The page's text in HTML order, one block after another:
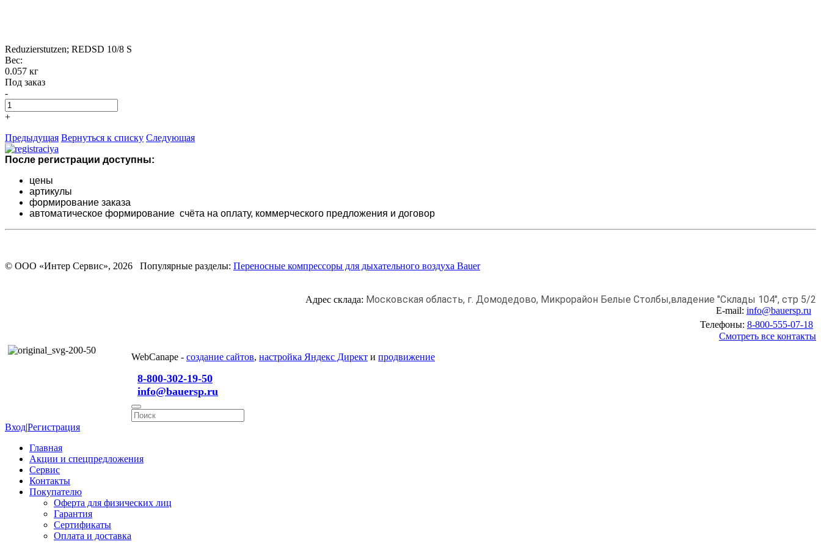
Reduzierstutzen; REDSD 10/8 S
Вес:
0.057 кг
Под заказ
-
+
Предыдущая Вернуться к списку Следующая
После регистрации доступны:
цены
артикулы
формирование заказа
автоматическое формирование счёта на оплату, коммерческого предложения и договор
© ООО «Интер Сервис», 2026 Популярные разделы: Переносные компрессоры для дыхательного воздуха Bauer
Адрес склада: Московская область, г. Домодедово, Микрорайон Белые Столбы,владение "Склады 104", стр 5/2
E-mail: info@bauersp.ru
Телефоны: 8-800-555-07-18
Смотреть все контакты
WebCanape - создание сайтов, настройка Яндекс Директ и продвижение
8-800-302-19-50
info@bauersp.ru
Вход|Регистрация
Главная
Акции и спецпредложения
Сервис
Контакты
Покупателю
Оферта для физических лиц
Гарантия
Сертификаты
Оплата и доставка